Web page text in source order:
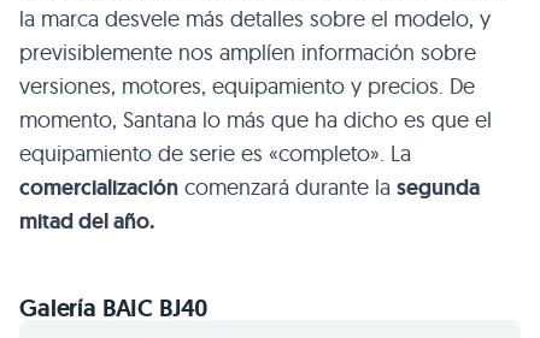
la marca desvele más detalles sobre el modelo, y
previsiblemente nos amplíen información sobre
versiones, motores, equipamiento y precios. De
momento, Santana lo más que ha dicho es que el
equipamiento de serie es «completo». La
comercialización comenzará durante la segunda
mitad del año.
Galería BAIC BJ40